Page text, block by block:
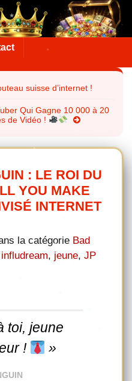
suisse d’internet !
Qui Gagne 10 000 à 20
de Vidéo !
: LE ROI DU
YOU MAKE
INTERNET
la catégorie Bad
infludream, jeune, JP
toi, jeune
!
»